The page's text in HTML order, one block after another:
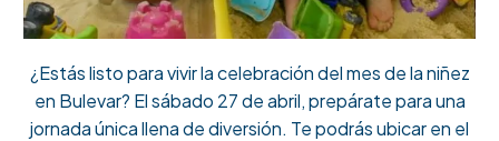
¿Estás listo para vivir la celebración del mes de la niñez
en Bulevar? El sábado 27 de abril, prepárate para una
jornada única llena de diversión. Te podrás ubicar en el